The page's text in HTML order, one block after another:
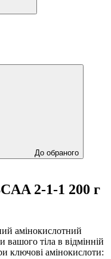
До обраного
2-1-1 200 г
амінокислотний
тіла в відмінній
ключові амінокислоти: